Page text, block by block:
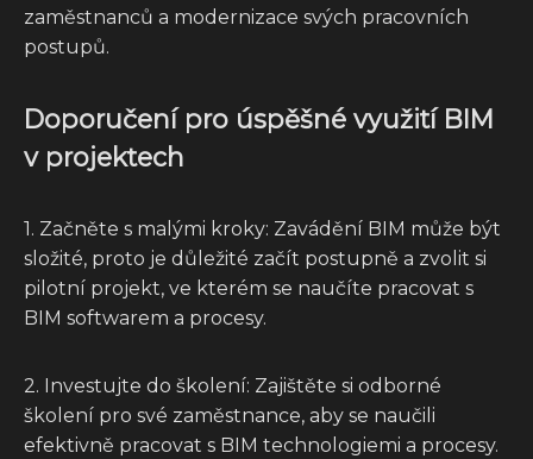
zaměstnanců a modernizace svých pracovních
postupů.
Doporučení pro úspěšné využití BIM
v projektech
1. Začněte s malými kroky: Zavádění BIM může být
složité, proto je důležité začít postupně a zvolit si
pilotní projekt, ve kterém se naučíte pracovat s
BIM softwarem a procesy.
2. Investujte do školení: Zajištěte si odborné
školení pro své zaměstnance, aby se naučili
efektivně pracovat s BIM technologiemi a procesy.